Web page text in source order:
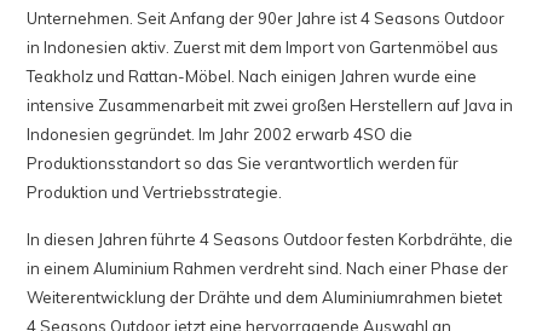
Unternehmen. Seit Anfang der 90er Jahre ist 4 Seasons Outdoor
in Indonesien aktiv. Zuerst mit dem Import von Gartenmöbel aus
Teakholz und Rattan-Möbel. Nach einigen Jahren wurde eine
intensive Zusammenarbeit mit zwei großen Herstellern auf Java in
Indonesien gegründet. Im Jahr 2002 erwarb 4SO die
Produktionsstandort so das Sie verantwortlich werden für
Produktion und Vertriebsstrategie.
In diesen Jahren führte 4 Seasons Outdoor festen Korbdrähte, die
in einem Aluminium Rahmen verdreht sind. Nach einer Phase der
Weiterentwicklung der Drähte und dem Aluminiumrahmen bietet
4 Seasons Outdoor jetzt eine hervorragende Auswahl an